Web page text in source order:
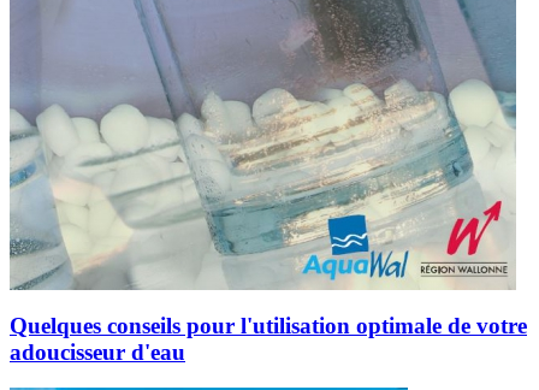
Quelques conseils pour l'utilisation optimale de votre
adoucisseur d'eau